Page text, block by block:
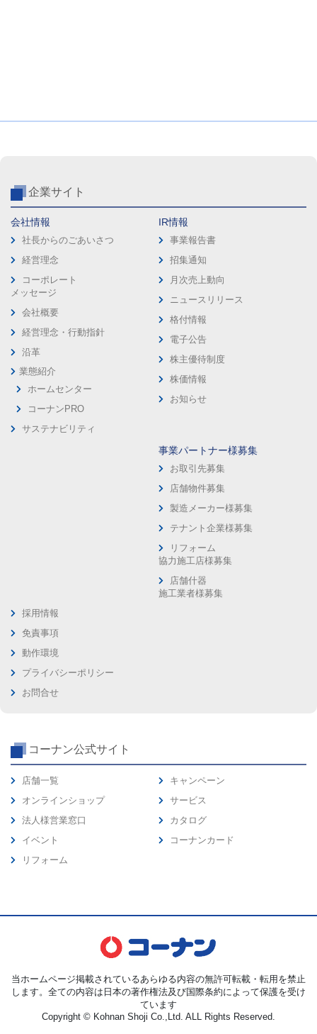
企業サイト
会社情報
社長からのごあいさつ
経営理念
コーポレート
メッセージ
会社概要
経営理念・行動指針
沿革
業態紹介
ホームセンター
コーナンPRO
サステナビリティ
IR情報
事業報告書
招集通知
月次売上動向
ニュースリリース
格付情報
電子公告
株主優待制度
株価情報
お知らせ
事業パートナー様募集
お取引先募集
店舗物件募集
製造メーカー様募集
テナント企業様募集
リフォーム
協力施工店様募集
店舗什器
施工業者様募集
採用情報
免責事項
動作環境
プライバシーポリシー
お問合せ
コーナン公式サイト
店舗一覧
オンラインショップ
法人様営業窓口
イベント
リフォーム
キャンペーン
サービス
カタログ
コーナンカード
当ホームページ掲載されているあらゆる内容の無許可転載・転用を禁止
します。全ての内容は日本の著作権法及び国際条約によって保護を受け
ています
Copyright © Kohnan Shoji Co.,Ltd. ALL Rights Reserved.